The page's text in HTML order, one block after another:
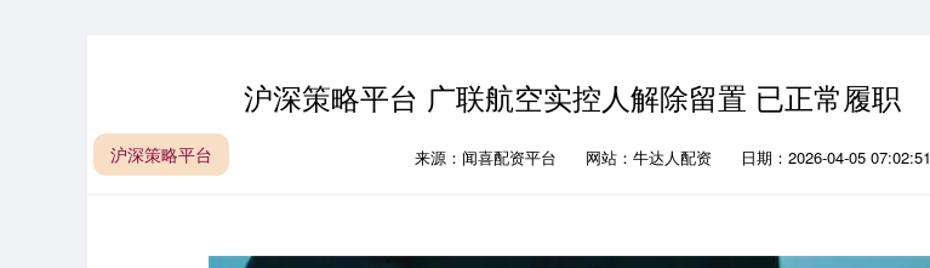
沪深策略平台 广联航空实控人解除留置 已正常履职
沪深策略平台 来源：闻喜配资平台 网站：牛达人配资 日期：2026-04-05 07:02:51